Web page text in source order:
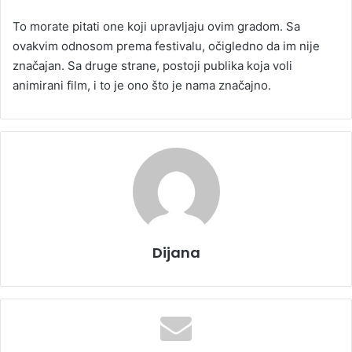
To morate pitati one koji upravljaju ovim gradom. Sa
ovakvim odnosom prema festivalu, očigledno da im nije
značajan. Sa druge strane, postoji publika koja voli
animirani film, i to je ono što je nama značajno.
Dijana